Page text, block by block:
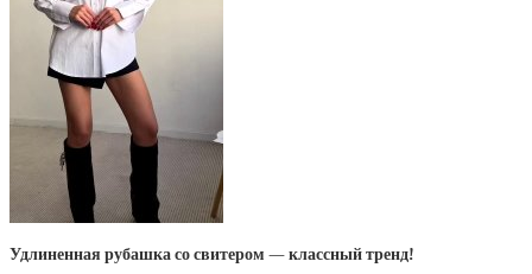
Удлиненная рубашка со свитером — классный тренд!